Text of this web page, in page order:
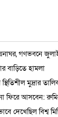
গণভবনে
বাড়িতে হামলা
মুদ্রার
ফিরে আসবেন:
দেখেছিল বিশ্ব